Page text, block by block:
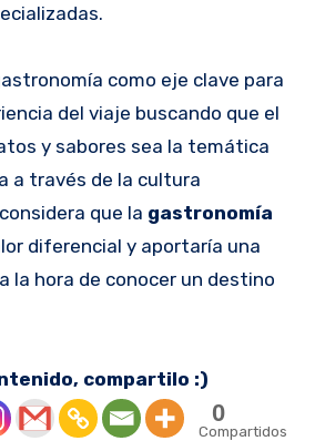
como eje clave para
del viaje buscando que el
y sabores sea la temática
a través de la cultura
que la gastronomía
diferencial y aportaría una
la hora de conocer un destino
compartilo :)
0
Compartidos